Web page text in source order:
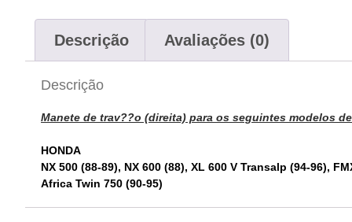
Descrição Avaliações (0)
Descrição
Manete de trav??o (direita) para os seguintes modelos
HONDA
NX 500 (88-89), NX 600 (88), XL 600 V Transalp (94-96),
Africa Twin 750 (90-95)